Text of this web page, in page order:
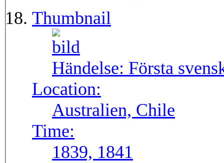
Thumbnail
Händelse: Första
Location:
Australien, Chile
Time:
1839, 1841